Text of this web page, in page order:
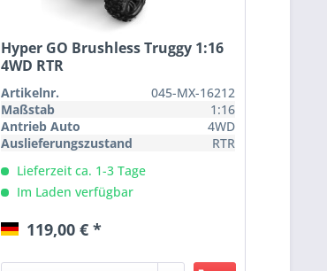
Hyper GO Brushless Truggy 1:16
4WD RTR
Artikelnr.
045-MX-16212
Maßstab
1:16
Antrieb Auto
4WD
Auslieferungszustand
RTR
Lieferzeit ca. 1-3 Tage
Im Laden verfügbar
119,00 € *